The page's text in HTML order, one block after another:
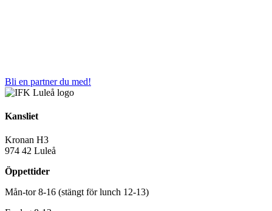
Bli en partner du med!
Kansliet
Kronan H3
974 42 Luleå
Öppettider
Mån-tor 8-16 (stängt för lunch 12-13)